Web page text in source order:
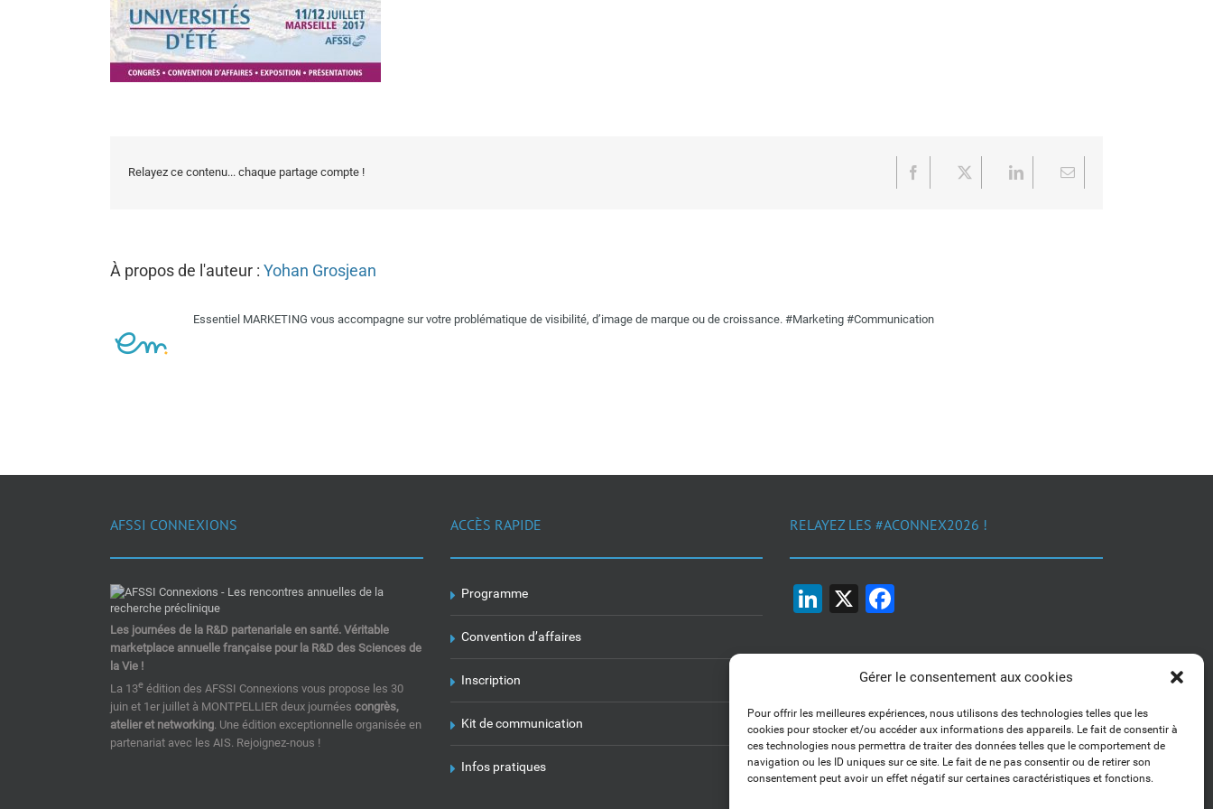
Gérer le consentement aux cookies
Pour offrir les meilleures expériences, nous utilisons des technologies telles que les
cookies pour stocker et/ou accéder aux informations des appareils. Le fait de consentir à
ces technologies nous permettra de traiter des données telles que le comportement de
navigation ou les ID uniques sur ce site. Le fait de ne pas consentir ou de retirer son
consentement peut avoir un effet négatif sur certaines caractéristiques et fonctions.
Relayez ce contenu... chaque partage compte ! Facebook LinkedInEmail
À propos de l'auteur : Yohan Grosjean
Essentiel MARKETING vous accompagne sur votre problématique de visibilité, d’image de marque ou de croissance. #Marketing #Communication
AFSSI CONNEXIONS
Les journées de la R&D partenariale en santé. Véritable
marketplace annuelle française pour la R&D des Sciences de
la Vie !
La 13e édition des AFSSI Connexions vous propose les 30
juin et 1er juillet à MONTPELLIER deux journées congrès,
atelier et networking. Une édition exceptionnelle organisée en
partenariat avec les AIS. Rejoignez-nous !
ACCÈS RAPIDE
Programme
Convention d’affaires
Inscription
Kit de communication
Infos pratiques
RELAYEZ LES #ACONNEX2026 !
LinkedIn
X
1, 2, 3... Buzzez !
Découvrez nos kits communication